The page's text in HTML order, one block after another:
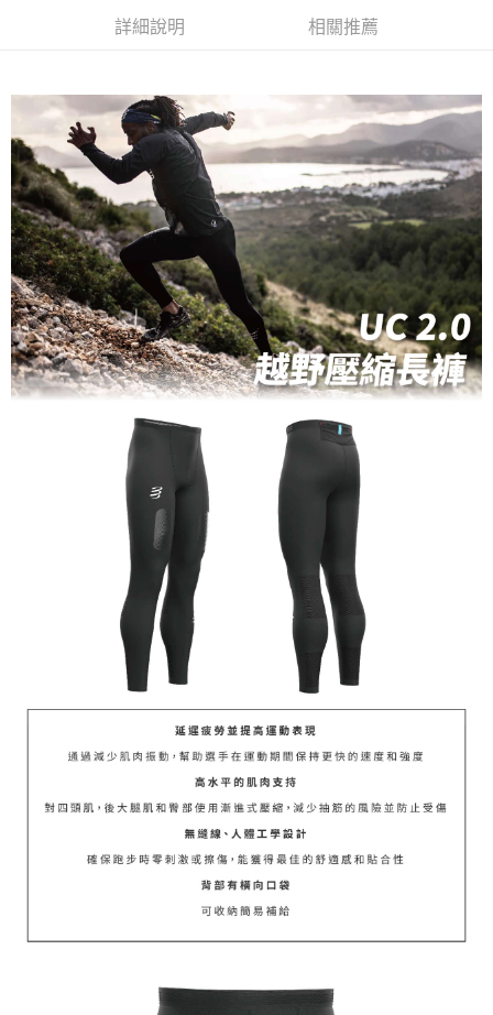
３．安心：先確認商品／服務後，再付款。
結帳頁面，進行簡訊認證並確認金額後，即可完成結帳。
２．訂單成立數日內，您將收到繳費通知簡訊。
３．收到繳費通知簡訊後14天內，點擊此簡訊中的連結，可透過四大超商／
ATM／網路銀行／等多元方式進行付款，方視為交易完成。
※ 請注意：結帳手續完成當下不需立刻繳費，但若您需要取消訂單，請聯絡
購買商品的店家。未經商家同意取消之訂單仍視為有效，需透過AFTEE先享
後付繳納相關費用。
※ 交易是否成功請以「AFTEE先享後付 」之結帳頁面顯示為準，若有關於
是否繳費成功／繳費後需取消欲退款等相關疑問，請聯繫「AFTEE先享後付
客戶支援中心」https://netprotections.freshdesk.com/support/home
【注意事項】
１．透過由恩沛科技股份有限公司提供之「AFTEE先享後付」服務完成之交
易，需依本服務之必要範圍內提供個人資料，並將交易相關給付款項請求債
權轉讓予恩沛科技股份有限公司。
２．關於個人資料處理事宜，請瀏覽以下網址：
https://aftee.tw/terms/#terms3
３．未成年的使用者請事先徵得法定代理人或監護人之同意方可使用
「AFTEE先享後付」，若未經同意申辦者引起之損失，本公司不負相關責
４．使用「AFTEE先享後付」時，將依據個別帳號之用戶狀況，依本公司即
時審查核予不同之上限額度；若仍有額度不足之情形，本公司將視審查結果
請求用戶進行身份認證。
５．嚴禁一人註冊多個帳號或使用他人資訊註冊。若發現惡意使用之情形，
恩沛科技股份有限公司將有權停止該用戶之使用額度並採取法律行動。
付款後全家取貨
付款後萊爾富取貨
每筆NT$80，滿NT$2,000(含以上)免運費
付款後7-11取貨
每筆NT$80，滿NT$2,000(含以上)免運費
宅配
每筆NT$100，滿NT$2,000(含以上)免運費
付款後門市自取
免運費
海外專區 查看運費
詳細說明 相關推薦